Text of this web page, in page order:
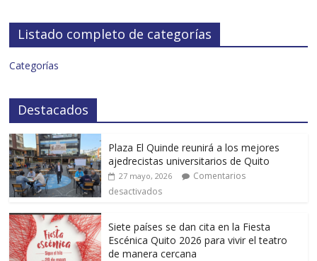
Listado completo de categorías
Categorías
Destacados
Plaza El Quinde reunirá a los mejores
ajedrecistas universitarios de Quito
27 mayo, 2026
Comentarios
desactivados
Siete países se dan cita en la Fiesta
Escénica Quito 2026 para vivir el teatro
de manera cercana